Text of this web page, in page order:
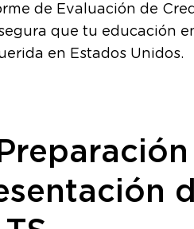
de Evaluación de
que tu educación
en Estados Unidos.